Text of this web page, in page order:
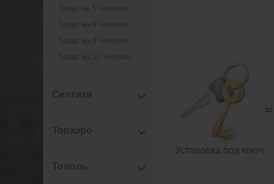
Топас на 5 человек
Топас на 6 человек
Топас на 8 человек
Топас на 10 человек
Септики
Топаэро
Тополь
Установка под ключ
=